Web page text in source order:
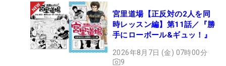
宮里道場【正反対の2人を同
時レッスン編】第11話／『勝
手にローボール&ギュッ！』
2026年8月7日 (金) 07時00分
9